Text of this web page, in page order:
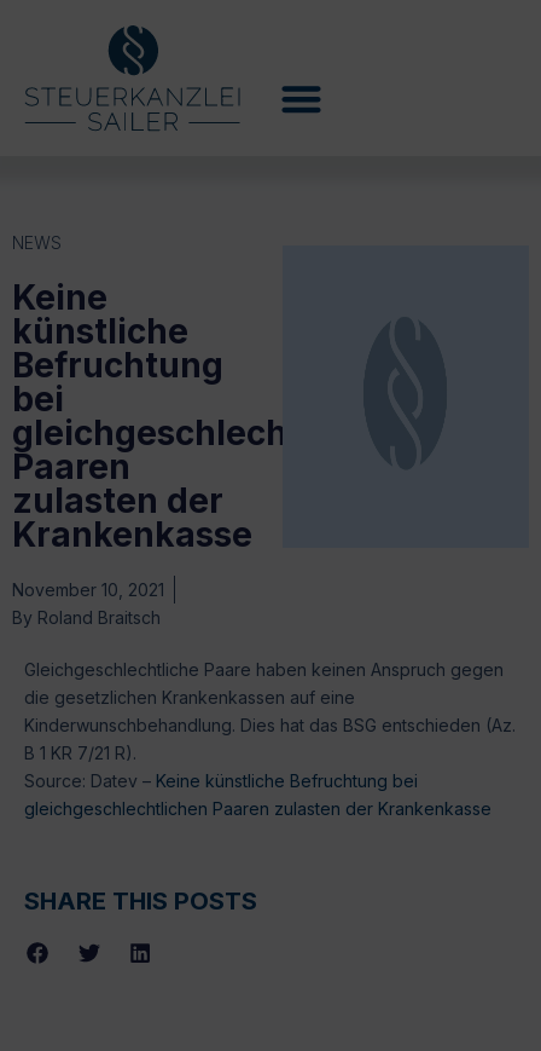
NEWS
Keine
künstliche
Befruchtung
bei
gleichgeschlechtlichen
Paaren
zulasten der
Krankenkasse
November 10, 2021
By Roland Braitsch
Gleichgeschlechtliche Paare haben keinen Anspruch gegen
die gesetzlichen Krankenkassen auf eine
Kinderwunschbehandlung. Dies hat das BSG entschieden (Az.
B 1 KR 7/21 R).
Source: Datev – Keine künstliche Befruchtung bei
gleichgeschlechtlichen Paaren zulasten der Krankenkasse
SHARE THIS POSTS